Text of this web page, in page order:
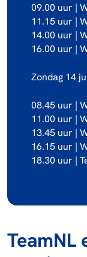
09.00 uur |
11.15 uur |
14.00 uur |
16.00 uur |
Zondag 14
08.45 uur |
11.00 uur |
13.45 uur |
16.15 uur |
18.30 uur |
TeamNL